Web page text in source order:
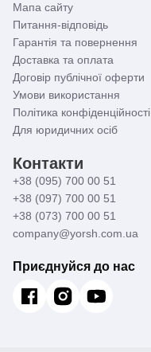
Мапа сайту
Питання-відповідь
Гарантія та повернення
Доставка та оплата
Договір публічної оферти
Умови використання
Політика конфіденційності
Для юридичних осіб
Контакти
+38 (095) 700 00 51
+38 (097) 700 00 51
+38 (073) 700 00 51
company@yorsh.com.ua
Приєднуйся до нас